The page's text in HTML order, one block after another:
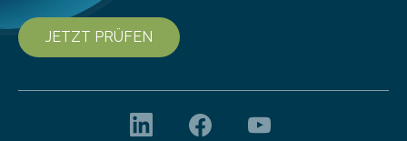
JETZT PRÜFEN